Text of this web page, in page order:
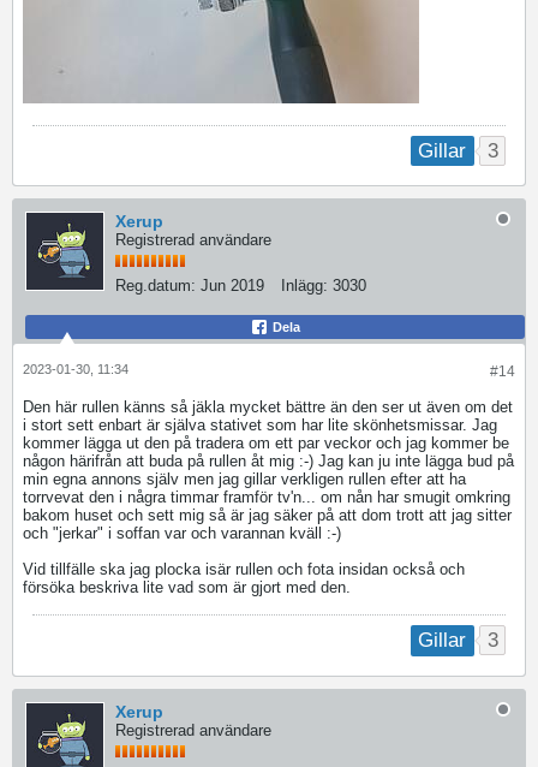
Gillar 3
Xerup
Registrerad användare
Reg.datum: Jun 2019 Inlägg: 3030
Dela
#14
2023-01-30, 11:34
Den här rullen känns så jäkla mycket bättre än den ser ut även om det
i stort sett enbart är själva stativet som har lite skönhetsmissar. Jag
kommer lägga ut den på tradera om ett par veckor och jag kommer be
någon härifrån att buda på rullen åt mig :-) Jag kan ju inte lägga bud på
min egna annons själv men jag gillar verkligen rullen efter att ha
torrvevat den i några timmar framför tv'n... om nån har smugit omkring
bakom huset och sett mig så är jag säker på att dom trott att jag sitter
och "jerkar" i soffan var och varannan kväll :-)
Vid tillfälle ska jag plocka isär rullen och fota insidan också och
försöka beskriva lite vad som är gjort med den.
Gillar 3
Xerup
Registrerad användare